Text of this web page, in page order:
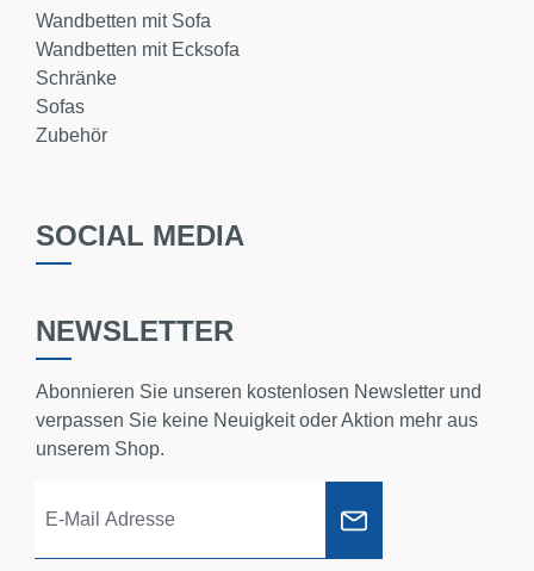
Wandbetten mit Sofa
Wandbetten mit Ecksofa
Schränke
Sofas
Zubehör
SOCIAL MEDIA
NEWSLETTER
Abonnieren Sie unseren kostenlosen Newsletter und
verpassen Sie keine Neuigkeit oder Aktion mehr aus
unserem Shop.